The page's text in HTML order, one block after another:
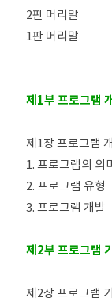
2판 머리말
1판 머리말
제1부 프로그램
제1장 프로그램
1. 프로그램의 의
2. 프로그램 유형
3. 프로그램 개발
제2부 프로그램
제2장 프로그램